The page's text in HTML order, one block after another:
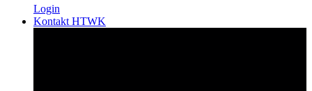
Login
Kontakt HTWK